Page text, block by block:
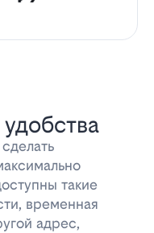
такие
временная
адрес,